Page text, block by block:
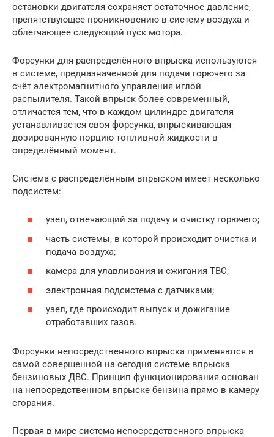
остановки двигателя сохраняет остаточное давление,
препятствующее проникновению в систему воздуха и
облегчающее следующий пуск мотора.
Форсунки для распределённого впрыска используются
в системе, предназначенной для подачи горючего за
счёт электромагнитного управления иглой
распылителя. Такой впрыск более современный,
отличается тем, что в каждом цилиндре двигателя
устанавливается своя форсунка, впрыскивающая
дозированную порцию топливной жидкости в
определённый момент.
Система с распределённым впрыском имеет несколько
подсистем:
узел, отвечающий за подачу и очистку горючего;
часть системы, в которой происходит очистка и
подача воздуха;
камера для улавливания и сжигания ТВС;
электронная подсистема с датчиками;
узел, где происходит выпуск и дожигание
отработавших газов.
Форсунки непосредственного впрыска применяются в
самой совершенной на сегодня системе впрыска
бензиновых ДВС. Принцип функционирования основан
на непосредственном впрыске бензина прямо в камеру
сгорания.
Первая в мире система непосредственного впрыска